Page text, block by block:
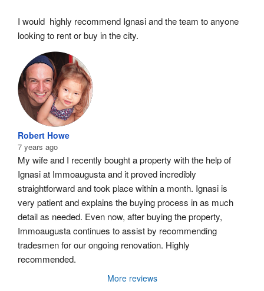
I would  highly recommend Ignasi and the team to anyone
looking to rent or buy in the city.
Robert Howe
7 years ago
My wife and I recently bought a property with the help of
Ignasi at Immoaugusta and it proved incredibly
straightforward and took place within a month. Ignasi is
very patient and explains the buying process in as much
detail as needed. Even now, after buying the property,
Immoaugusta continues to assist by recommending
tradesmen for our ongoing renovation. Highly
recommended.
More reviews